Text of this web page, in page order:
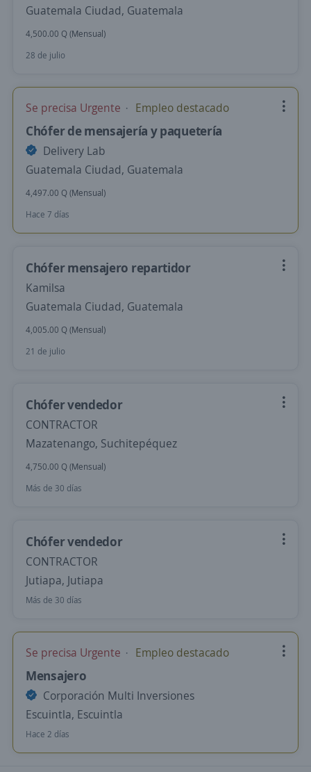
Guatemala Ciudad, Guatemala
4,500.00 Q (Mensual)
28 de julio
Se precisa Urgente Empleo destacado
Chófer de mensajería y paquetería
Delivery Lab
Guatemala Ciudad, Guatemala
4,497.00 Q (Mensual)
Hace 7 días
Chófer mensajero repartidor
Kamilsa
Guatemala Ciudad, Guatemala
4,005.00 Q (Mensual)
21 de julio
Chófer vendedor
CONTRACTOR
Mazatenango, Suchitepéquez
4,750.00 Q (Mensual)
Más de 30 días
Chófer vendedor
CONTRACTOR
Jutiapa, Jutiapa
Más de 30 días
Se precisa Urgente Empleo destacado
Mensajero
Corporación Multi Inversiones
Escuintla, Escuintla
Hace 2 días